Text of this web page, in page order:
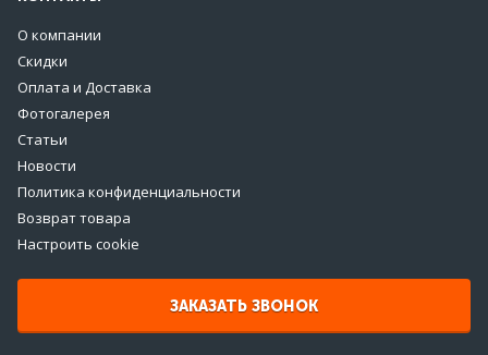
О компании
Скидки
Оплата и Доставка
Фотогалерея
Статьи
Новости
Политика конфиденциальности
Возврат товара
Настроить cookie
ЗАКАЗАТЬ ЗВОНОК